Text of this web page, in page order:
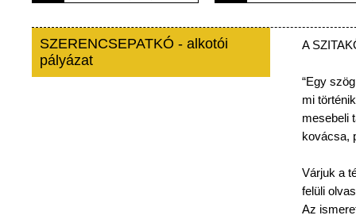
SZERENCSEPATKÓ - alkotói
pályázat
A
“Egy szög
mi történik
mesebeli
kovácsa,
Várjuk a
felüli
Az